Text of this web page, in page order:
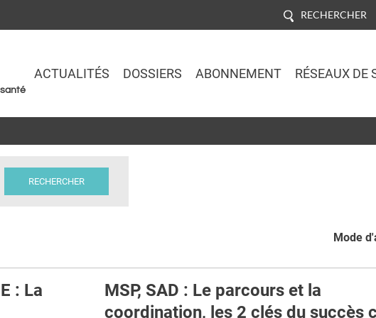
RECHERCHER
ACTUALITÉS DOSSIERS ABONNEMENT RÉSEAUX DE
Mode
: La
MSP, SAD : Le parcours et la
coordination, les 2 clés du succès